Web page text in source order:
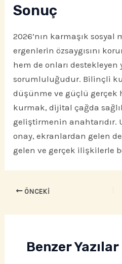
Sonuç
2026’nın karmaşık sosyal
ergenlerin özsaygısını
hem de onları
sorumluluğudur. Bilinçli
düşünme ve güçlü gerçek
kurmak, dijital çağda
geliştirmenin anahtarıdır.
onay, ekranlardan gelen
gelen ve gerçek ilişkilerle
ÖNCEKI
Benzer Yazılar